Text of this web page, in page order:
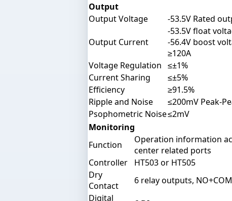
Output
Output Voltage
-53.5V Rated
Output Current
-53.5V float
-56.4V boost
≥120A
Voltage Regulation ≤±1%
Current Sharing
≤±5%
Efficiency
≥91.5%
Ripple and Noise
≤200mV Peak-
Psophometric Noise≤2mV
Monitoring
Function
Operation information
center related ports
Controller
HT503 or HT505
Dry
Contact
6 relay outputs, NO+COM
Digital